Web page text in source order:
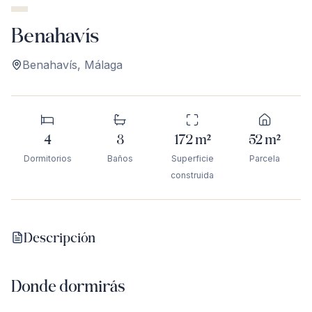
Benahavís
Benahavís, Málaga
4
Dormitorios
3
Baños
172m²
Superficie
construida
52m²
Parcela
Descripción
Donde dormirás